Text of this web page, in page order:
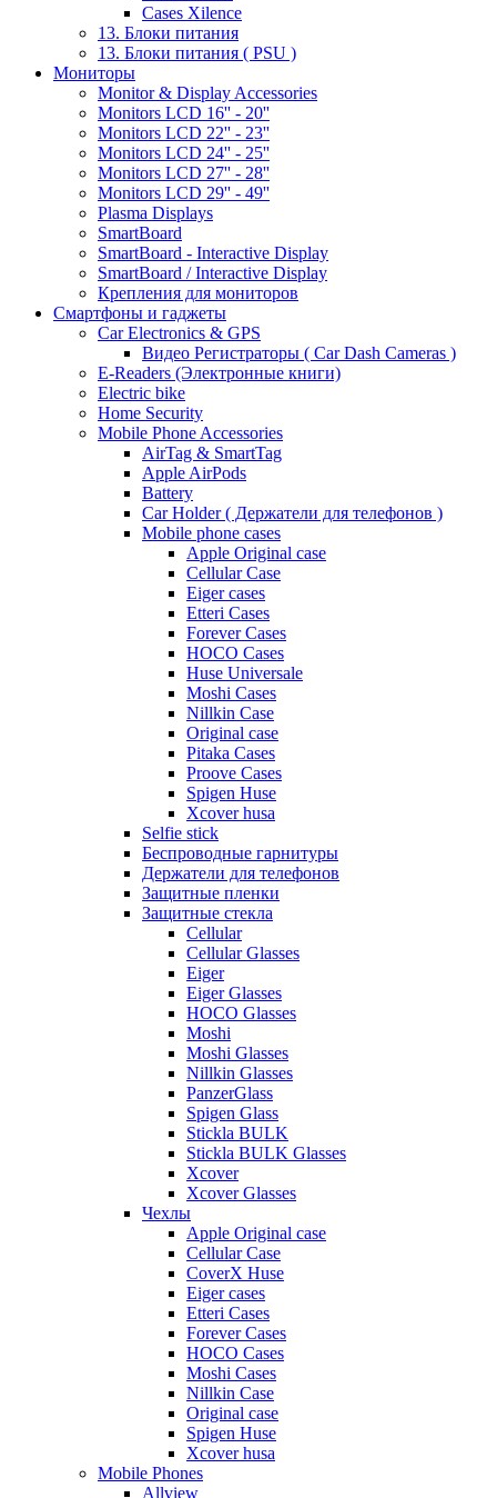
Cases Xilence
13. Блоки питания
13. Блоки питания ( PSU )
Мониторы
Monitor & Display Accessories
Monitors LCD 16'' - 20''
Monitors LCD 22'' - 23''
Monitors LCD 24'' - 25''
Monitors LCD 27'' - 28''
Monitors LCD 29'' - 49''
Plasma Displays
SmartBoard
SmartBoard - Interactive Display
SmartBoard / Interactive Display
Крепления для мониторов
Смартфоны и гаджеты
Car Electronics & GPS
Видео Регистраторы ( Car Dash Cameras )
E-Readers (Электронные книги)
Electric bike
Home Security
Mobile Phone Accessories
AirTag & SmartTag
Apple AirPods
Battery
Car Holder ( Держатели для телефонов )
Mobile phone cases
Apple Original case
Cellular Case
Eiger cases
Etteri Cases
Forever Cases
HOCO Cases
Huse Universale
Moshi Cases
Nillkin Case
Original case
Pitaka Cases
Proove Cases
Spigen Huse
Xcover husa
Selfie stick
Беспроводные гарнитуры
Держатели для телефонов
Защитные пленки
Защитные стекла
Cellular
Cellular Glasses
Eiger
Eiger Glasses
HOCO Glasses
Moshi
Moshi Glasses
Nillkin Glasses
PanzerGlass
Spigen Glass
Stickla BULK
Stickla BULK Glasses
Xcover
Xcover Glasses
Чехлы
Apple Original case
Cellular Case
CoverX Huse
Eiger cases
Etteri Cases
Forever Cases
HOCO Cases
Moshi Cases
Nillkin Case
Original case
Spigen Huse
Xcover husa
Mobile Phones
Allview